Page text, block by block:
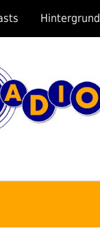
Hintergrund